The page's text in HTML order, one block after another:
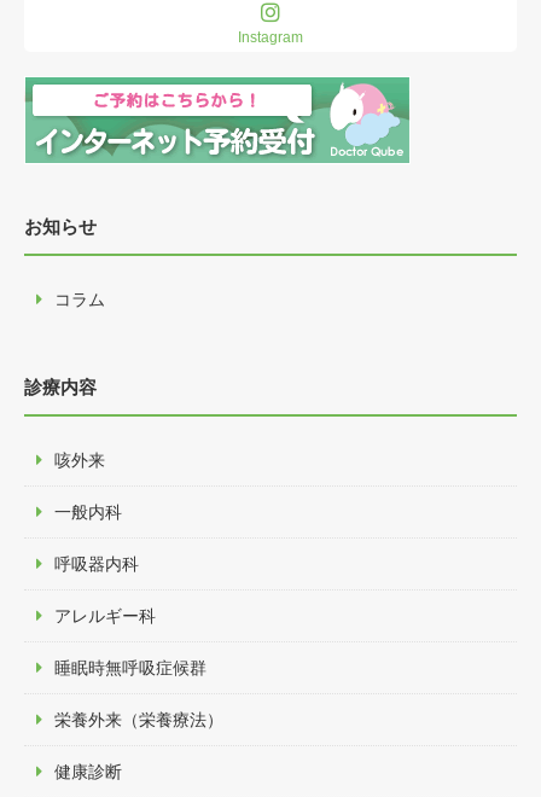
Instagram
お知らせ
コラム
診療内容
咳外来
一般内科
呼吸器内科
アレルギー科
睡眠時無呼吸症候群
栄養外来（栄養療法）
健康診断